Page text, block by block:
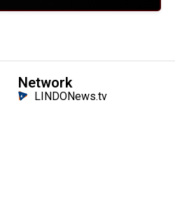
Network
LINDONews.tv